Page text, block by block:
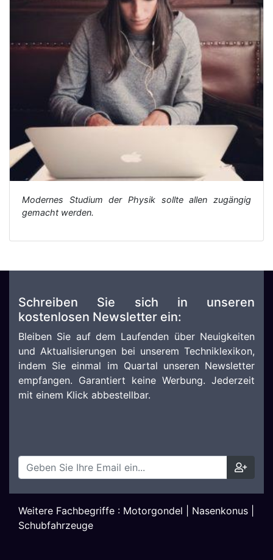
Modernes Studium der Physik sollte allen zugängig
gemacht werden.
Schreiben Sie sich in unseren
kostenlosen Newsletter ein:
Bleiben Sie auf dem Laufenden über Neuigkeiten
und Aktualisierungen bei unserem Techniklexikon,
indem Sie einmal im Quartal unseren Newsletter
empfangen. Garantiert keine Werbung. Jederzeit
mit einem Klick abbestellbar.
Weitere Fachbegriffe : Motorgondel Nasenkonus
Schubfahrzeuge